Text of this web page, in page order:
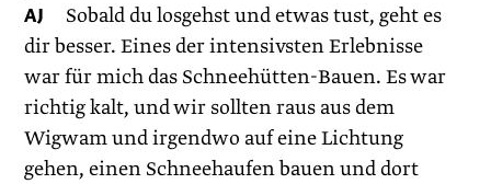
AJ Sobald du losgehst und etwas tust, geht es
dir besser. Eines der intensivsten Erlebnisse
war für mich das Schneehütten-Bauen. Es war
richtig kalt, und wir sollten raus aus dem
Wigwam und irgendwo auf eine Lichtung
gehen, einen Schneehaufen bauen und dort